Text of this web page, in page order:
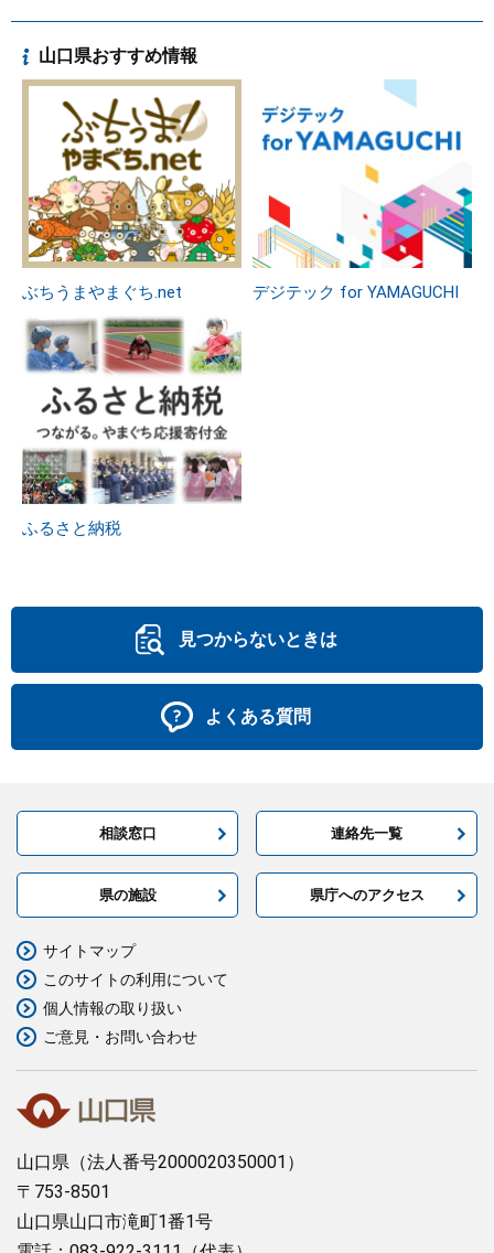
山口県おすすめ情報
ぶちうまやまぐち.net デジテック for YAMAGUCHI
ふるさと納税
見つからないときは
よくある質問
相談窓口 連絡先一覧
県の施設 県庁へのアクセス
山口県 （法人番号2000020350001）
〒753-8501
山口県山口市滝町1番1号
サイトマップ
このサイトの利用について
個人情報の取り扱い
ご意見・お問い合わせ